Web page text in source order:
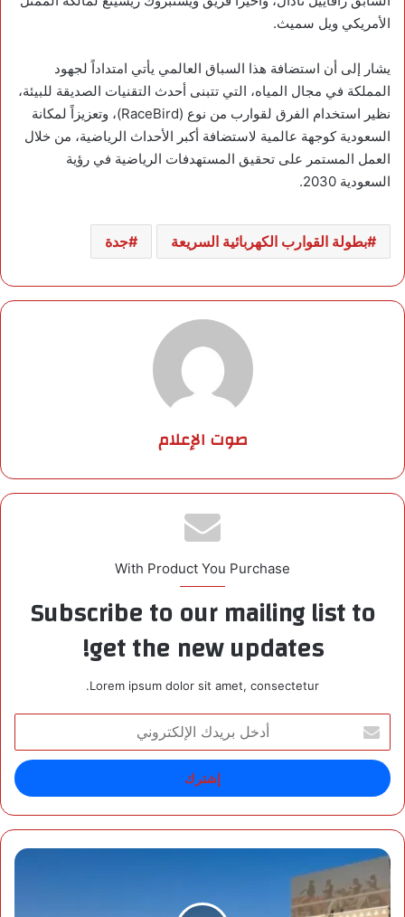
الأمريكي ويل سميث.
يشار إلى أن استضافة هذا السباق العالمي يأتي امتداداً لجهود
المملكة في مجال المياه، التي تتبنى أحدث التقنيات الصديقة للبيئة،
نظير استخدام الفرق لقوارب من نوع (RaceBird)، وتعزيزاً لمكانة
السعودية كوجهة عالمية لاستضافة أكبر الأحداث الرياضية، من خلال
العمل المستمر على تحقيق المستهدفات الرياضية في رؤية
السعودية 2030.
بطولة القوارب الكهربائية السريعة جدة
صوت الإعلام
With Product You Purchase
Subscribe to our mailing list to
get the new updates!
Lorem ipsum dolor sit amet, consectetur.
خ
ل
ر
د
ا
ل
غ
دً
ا